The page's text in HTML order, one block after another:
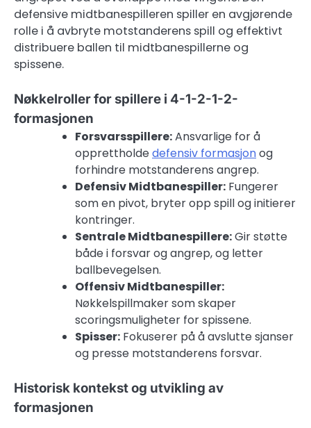
defensive midtbanespilleren spiller en avgjørende
rolle i å avbryte motstanderens spill og effektivt
distribuere ballen til midtbanespillerne og
spissene.
Nøkkelroller for spillere i 4-1-2-1-2-
formasjonen
Forsvarsspillere:Ansvarlige for å
opprettholdedefensiv formasjonog
forhindre motstanderens angrep.
Defensiv Midtbanespiller: Fungerer
som en pivot, bryter opp spill og initierer
kontringer.
Sentrale Midtbanespillere:Gir støtte
både i forsvar og angrep, og letter
ballbevegelsen.
Offensiv Midtbanespiller:
Nøkkelspillmaker som skaper
scoringsmuligheter for spissene.
Spisser: Fokuserer på å avslutte sjanser
og presse motstanderens forsvar.
Historisk kontekst og utvikling av
formasjonen